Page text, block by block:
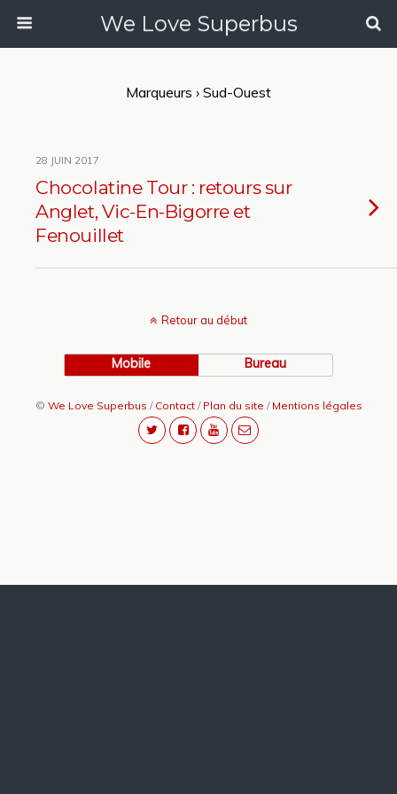
We Love Superbus
Marqueurs › Sud-Ouest
28 JUIN 2017
Chocolatine Tour : retours sur
Anglet, Vic-En-Bigorre et
Fenouillet
Retour au début
Mobile Bureau
© We Love Superbus / Contact/ Plan du site / Mentions légales